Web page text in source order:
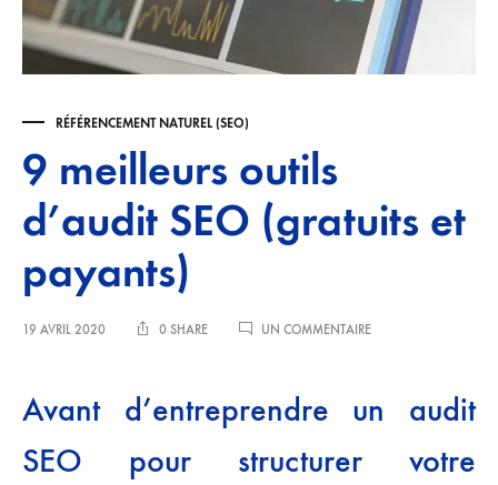
RÉFÉRENCEMENT NATUREL (SEO)
9 meilleurs outils
d’audit SEO (gratuits et
payants)
19 AVRIL 2020 0 SHARE UN COMMENTAIRESUR
D’AUDIT
Avant d’entreprendre un audit
SEO pour structurer votre